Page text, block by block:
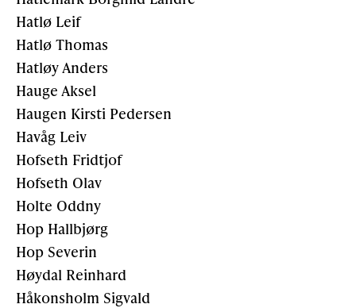
Hatlø Leif
Hatlø Thomas
Hatløy Anders
Hauge Aksel
Haugen Kirsti Pedersen
Havåg Leiv
Hofseth Fridtjof
Hofseth Olav
Holte Oddny
Hop Hallbjørg
Hop Severin
Høydal Reinhard
Håkonsholm Sigvald